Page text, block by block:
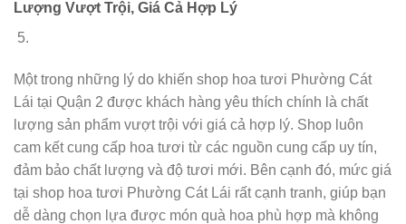
Lượng Vượt Trội, Giá Cả Hợp Lý
Một trong những lý do khiến shop hoa tươi Phường Cát
Lái tại Quận 2 được khách hàng yêu thích chính là chất
lượng sản phẩm vượt trội với giá cả hợp lý. Shop luôn
cam kết cung cấp hoa tươi từ các nguồn cung cấp uy tín,
đảm bảo chất lượng và độ tươi mới. Bên cạnh đó, mức giá
tại shop hoa tươi Phường Cát Lái rất cạnh tranh, giúp bạn
dễ dàng chọn lựa được món quà hoa phù hợp mà không